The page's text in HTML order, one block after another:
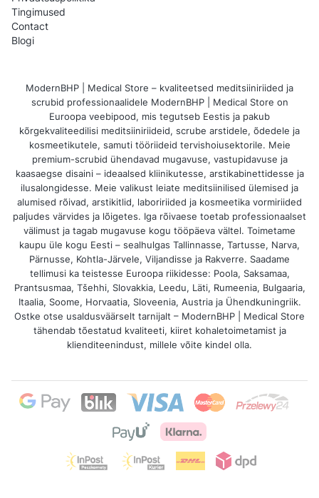
Tingimused
Contact
Blogi
ModernBHP | Medical Store – kvaliteetsed meditsiiniriided ja
scrubid professionaalidele ModernBHP | Medical Store on
Euroopa veebipood, mis tegutseb Eestis ja pakub
kõrgekvaliteedilisi meditsiiniriideid, scrube arstidele, õdedele ja
kosmeetikutele, samuti tööriideid tervishoiusektorile. Meie
premium-scrubid ühendavad mugavuse, vastupidavuse ja
kaasaegse disaini – ideaalsed kliinikutesse, arstikabinettidesse ja
ilusalongidesse. Meie valikust leiate meditsiinilised ülemised ja
alumised rõivad, arstikitlid, laboririided ja kosmeetika vormiriided
paljudes värvides ja lõigetes. Iga rõivaese toetab professionaalset
välimust ja tagab mugavuse kogu tööpäeva vältel. Toimetame
kaupu üle kogu Eesti – sealhulgas Tallinnasse, Tartusse, Narva,
Pärnusse, Kohtla-Järvele, Viljandisse ja Rakverre. Saadame
tellimusi ka teistesse Euroopa riikidesse: Poola, Saksamaa,
Prantsusmaa, Tšehhi, Slovakkia, Leedu, Läti, Rumeenia, Bulgaaria,
Itaalia, Soome, Horvaatia, Sloveenia, Austria ja Ühendkuningriik.
Ostke otse usaldusväärselt tarnijalt – ModernBHP | Medical Store
tähendab tõestatud kvaliteeti, kiiret kohaletoimetamist ja
klienditeenindust, millele võite kindel olla.